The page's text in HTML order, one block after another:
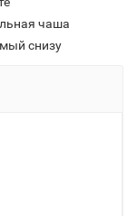
чаша
снизу